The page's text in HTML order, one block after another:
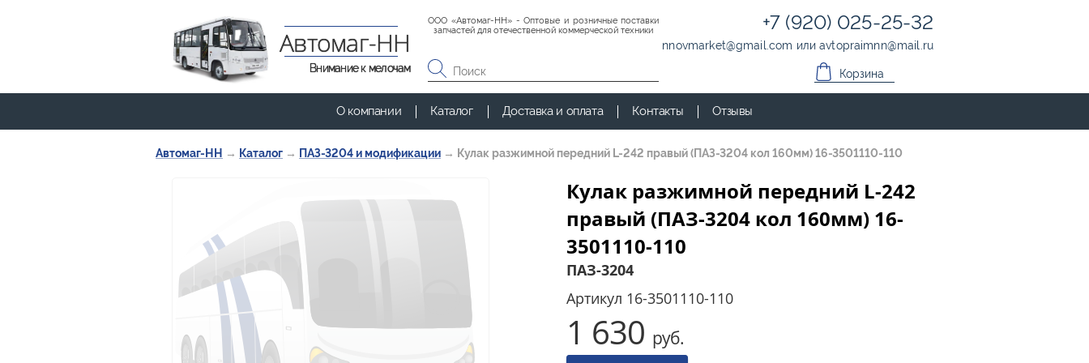
Автомаг-НН → Каталог → ПАЗ-3204 и модификации → Кулак разжимной передний L-242 правый (ПАЗ-3204 кол 160мм) 16-3501110-110
Кулак разжимной передний L-242
правый (ПАЗ-3204 кол 160мм) 16-
3501110-110
ПАЗ-3204
Артикул 16-3501110-110
1 630 руб.
Автомаг-НН
Внимание к мелочам
ООО «Автомаг-НН» - Оптовые и розничные поставки
запчастей для отечественной коммерческой техники
+7 (920) 025-25-32
nnovmarket@gmail.com илиavtopraimnn@mail.ru
Корзина
О компании Каталог Доставка и оплата Контакты Отзывы